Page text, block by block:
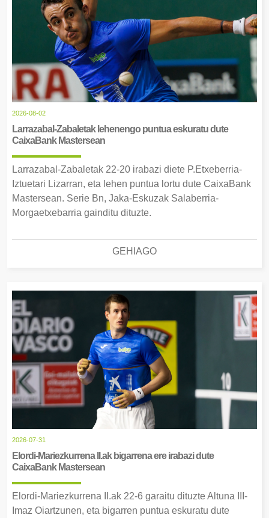
2026-08-02
Larrazabal-Zabaletak lehenengo puntua eskuratu dute
CaixaBank Mastersean
Larrazabal-Zabaletak 22-20 irabazi diete P.Etxeberria-
Iztuetari Lizarran, eta lehen puntua lortu dute CaixaBank
Mastersean. Serie Bn, Jaka-Eskuzak Salaberria-
Morgaetxebarria gainditu dituzte.
GEHIAGO
2026-07-31
Elordi-Mariezkurrena II.ak bigarrena ere irabazi dute
CaixaBank Mastersean
Elordi-Mariezkurrena II.ak 22-6 garaitu dituzte Altuna III-
Imaz Oiartzunen, eta bigarren puntua eskuratu dute